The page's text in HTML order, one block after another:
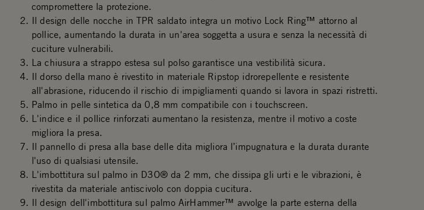
compromettere la protezione.
Il design delle nocche in TPR saldato integra un motivo Lock Ring™ attorno al
pollice, aumentando la durata in un'area soggetta a usura e senza la necessità di
cuciture vulnerabili.
La chiusura a strappo estesa sul polso garantisce una vestibilità sicura.
Il dorso della mano è rivestito in materiale Ripstop idrorepellente e resistente
all'abrasione, riducendo il rischio di impigliamenti quando si lavora in spazi ristretti.
Palmo in pelle sintetica da 0,8 mm compatibile con i touchscreen.
L'indice e il pollice rinforzati aumentano la resistenza, mentre il motivo a coste
migliora la presa.
Il pannello di presa alla base delle dita migliora l’impugnatura e la durata durante
l'uso di qualsiasi utensile.
L'imbottitura sul palmo in D3O® da 2 mm, che dissipa gli urti e le vibrazioni, è
rivestita da materiale antiscivolo con doppia cucitura.
Il design dell'imbottitura sul palmo AirHammer™ avvolge la parte esterna della